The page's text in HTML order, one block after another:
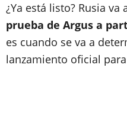
¿Ya está listo? Rusia va
prueba de Argus a
es cuando se va a
lanzamiento oficial